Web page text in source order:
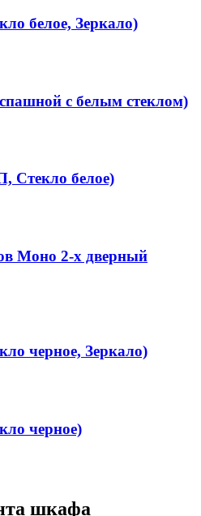
белое, Зеркало)
с белым стеклом)
Стекло белое)
Моно 2-х дверный
черное, Зеркало)
черное)
шкафа